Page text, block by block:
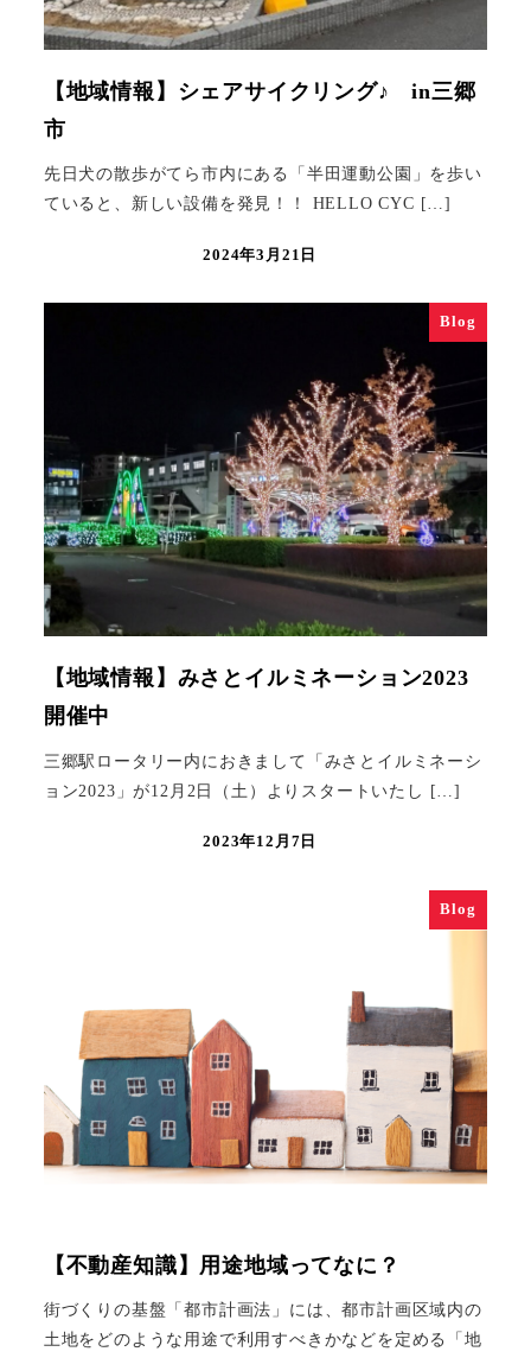
【地域情報】シェアサイクリング♪ in三郷
市
先日犬の散歩がてら市内にある「半田運動公園」を歩い
ていると、新しい設備を発見！！ HELLO CYC […]
2024年3月21日
Blog
【地域情報】みさとイルミネーション2023
開催中
三郷駅ロータリー内におきまして「みさとイルミネーシ
ョン2023」が12月2日（土）よりスタートいたし […]
2023年12月7日
Blog
【不動産知識】用途地域ってなに？
街づくりの基盤「都市計画法」には、都市計画区域内の
土地をどのような用途で利用すべきかなどを定める「地